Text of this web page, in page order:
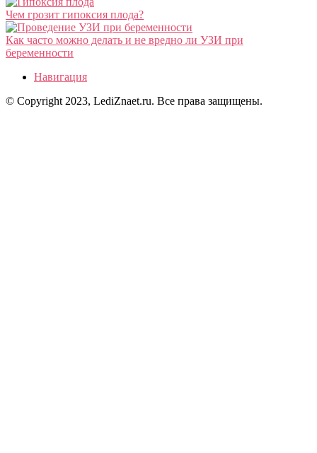
Чем грозит гипоксия плода?
Как часто можно делать и не вредно ли УЗИ при
беременности
Навигация
© Copyright 2023, LediZnaet.ru. Все права защищены.